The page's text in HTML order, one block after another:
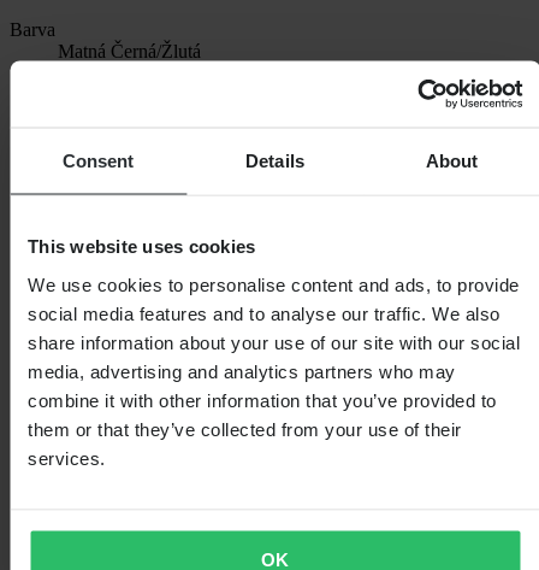
Consent Details About
This website uses cookies
We use cookies to personalise content and ads, to provide
social media features and to analyse our traffic. We also
share information about your use of our site with our social
media, advertising and analytics partners who may
combine it with other information that you’ve provided to
them or that they’ve collected from your use of their
services.
OK
Barva
Matná Černá/Žlutá